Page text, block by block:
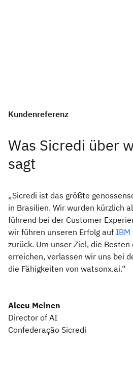
Kundenreferenz
Was Sicredi über
sagt
„Sicredi ist das größte
in Brasilien. Wir wurden kürzlich
führend bei der Customer
wir führen unseren Erfolg auf IBM
zurück. Um unser Ziel, die Besten
erreichen, verlassen wir uns bei
die Fähigkeiten von watsonx.ai.“
Alceu Meinen
Director of AI
Confederação Sicredi